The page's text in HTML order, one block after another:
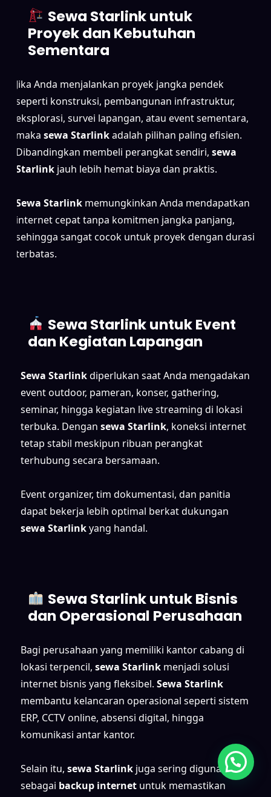
Sewa Starlink untuk
Proyek dan Kebutuhan
Sementara
Jika Anda menjalankan proyek jangka pendek
seperti konstruksi, pembangunan infrastruktur,
eksplorasi, survei lapangan, atau event sementara,
maka sewa Starlinkadalah pilihan paling efisien.
Dibandingkan membeli perangkat sendiri, sewa
Starlink jauh lebih hemat biaya dan praktis.
Sewa Starlink memungkinkan Anda mendapatkan
internet cepat tanpa komitmen jangka panjang,
sehingga sangat cocok untuk proyek dengan durasi
terbatas.
Sewa Starlink untuk Event
dan Kegiatan Lapangan
Sewa Starlinkdiperlukan saat Anda mengadakan
event outdoor, pameran, konser, gathering,
seminar, hingga kegiatan live streaming di lokasi
terbuka. Dengan sewa Starlink, koneksi internet
tetap stabil meskipun ribuan perangkat
terhubung secara bersamaan.
Event organizer, tim dokumentasi, dan panitia
dapat bekerja lebih optimal berkat dukungan
sewa Starlinkyang handal.
Sewa Starlink untuk Bisnis
dan Operasional Perusahaan
Bagi perusahaan yang memiliki kantor cabang di
lokasi terpencil, sewa Starlink menjadi solusi
internet bisnis yang fleksibel. Sewa Starlink
membantu kelancaran operasional seperti sistem
ERP, CCTV online, absensi digital, hingga
komunikasi antar kantor.
Selain itu, sewa Starlink juga sering digunakan
sebagai backup internet untuk memastikan